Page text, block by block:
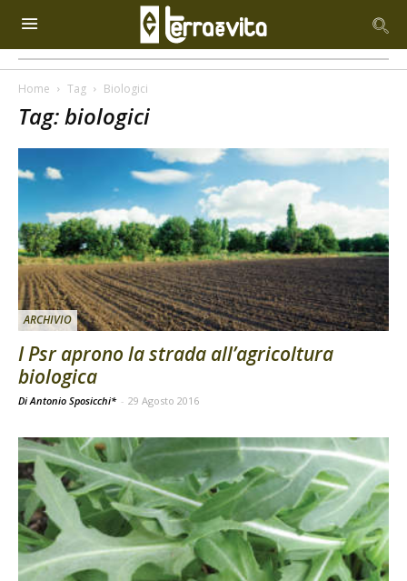
Home Tag Biologici
Tag: biologici
ARCHIVIO
I Psr aprono la strada all’agricoltura
biologica
Di Antonio Sposicchi* - 29 Agosto 2016